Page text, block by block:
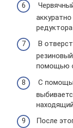
В
помощью
С
После